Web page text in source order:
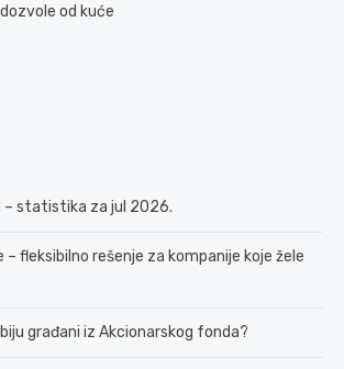
od kuće
– statistika za jul 2026.
– fleksibilno rešenje za kompanije koje žele
građani iz Akcionarskog fonda?